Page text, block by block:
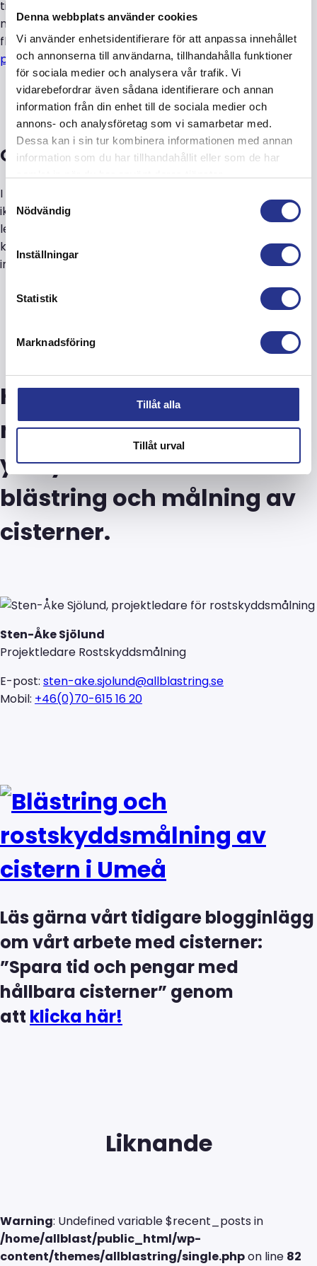
Denna webbplats använder cookies
Vi använder enhetsidentifierare för att anpassa innehållet
och annonserna till användarna, tillhandahålla funktioner
för sociala medier och analysera vår trafik. Vi
vidarebefordrar även sådana identifierare och annan
information från din enhet till de sociala medier och
annons- och analysföretag som vi samarbetar med.
Dessa kan i sin tur kombinera informationen med annan
information som du har tillhandahållit eller som de har
Nödvändig
Inställningar
Statistik
Marknadsföring
Tillåt alla
Tillåt urval
till både dig och miljön. De arbetar kundorienterat med
marknadens effektivaste logistiksystem för leverans av
flytande kemiska produkter, biooljor och salter.Läs mer
på deras webbsida!
OmJotun
I nästan ett sekel har Jotun skyddat egendom – från
ikoniska byggnader till vackra hem. ​Som en av världens
ledande tillverkare av färger och beläggningar
kombinerar de hög kvalitet med kreativitet och
innovation. Läs mer på deras webbsida!
Hör gärna av dig till oss
med dina frågor om
ytskyddsarbeten som
blästring och målning av
cisterner.
Sten-Åke Sjölund
Projektledare Rostskyddsmålning
E-post: sten-ake.sjolund@allblastring.se
Mobil: +46(0)70-615 16 20
Läs gärna vårt tidigare blogginlägg
om vårt arbete med cisterner:
”Spara tid och pengar med
hållbara cisterner” genom
att klicka här!
Liknande
Warning: Undefined variable $recent_posts in
/home/allblast/public_html/wp-
content/themes/allblastring/single.phpon line 82